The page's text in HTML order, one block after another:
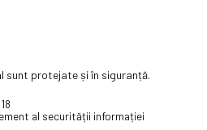
sunt protejate și în siguranță.
al securității informației